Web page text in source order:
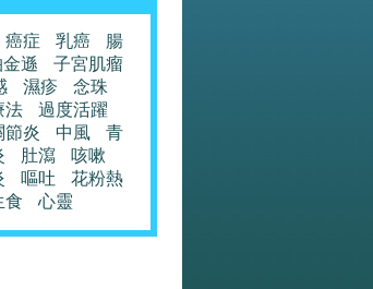
癌症 乳癌
腸
遜
子宮肌瘤
濕疹
念珠
法
過度活躍
節炎 中風
青
肚瀉
咳嗽
嘔吐
花粉熱
食 心靈